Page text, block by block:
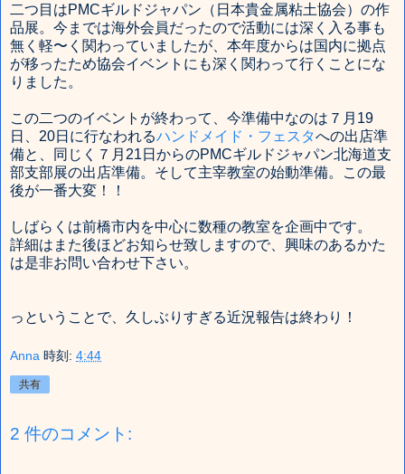
二つ目はPMCギルドジャパン（日本貴金属粘土協会）の作
品展。今までは海外会員だったので活動には深く入る事も
無く軽〜く関わっていましたが、本年度からは国内に拠点
が移ったため協会イベントにも深く関わって行くことにな
りました。
この二つのイベントが終わって、今準備中なのは７月19
日、20日に行なわれるハンドメイド・フェスタへの出店準
備と、同じく７月21日からのPMCギルドジャパン北海道支
部支部展の出店準備。そして主宰教室の始動準備。この最
後が一番大変！！
しばらくは前橋市内を中心に数種の教室を企画中です。
詳細はまた後ほどお知らせ致しますので、興味のあるかた
は是非お問い合わせ下さい。
っということで、久しぶりすぎる近況報告は終わり！
Anna 時刻: 4:44
共有
2 件のコメント: